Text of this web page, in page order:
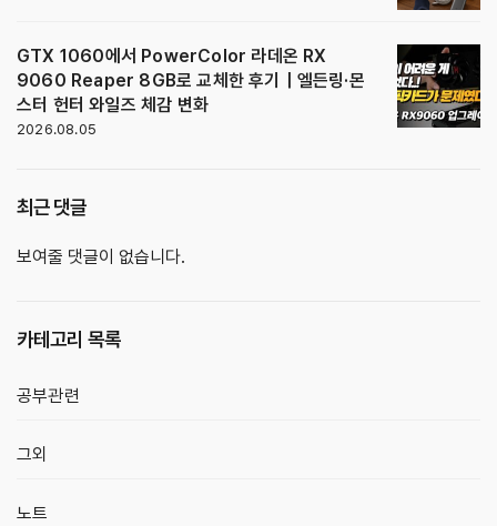
GTX 1060에서 PowerColor 라데온 RX
9060 Reaper 8GB로 교체한 후기｜엘든링·몬
스터 헌터 와일즈 체감 변화
2026.08.05
최근 댓글
보여줄 댓글이 없습니다.
카테고리 목록
공부관련
그외
노트